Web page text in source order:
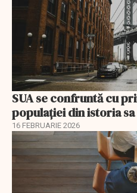
SUA se confruntă cu
populației din istoria sa
16 FEBRUARIE 2026